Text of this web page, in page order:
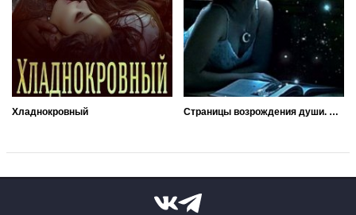
Хладнокровный Страницы возрождения души. Ангел для демона